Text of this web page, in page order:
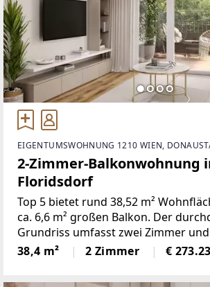
EIGENTUMSWOHNUNG 1210 WIEN,
2-Zimmer-Balkonwohnung
Floridsdorf
Top 5 bietet rund 38,52 m²
ca. 6,6 m² großen Balkon. Der
Grundriss umfasst zwei Zimmer
offene Wohnküche mit gut
Nebenräumen.Die Wohnung
38,4 m² 2 Zimmer €